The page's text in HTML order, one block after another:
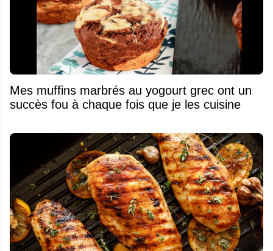
Mes muffins marbrés au yogourt grec ont un
succès fou à chaque fois que je les cuisine